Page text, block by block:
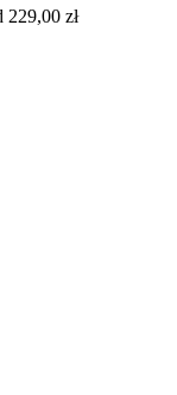
229,00 zł